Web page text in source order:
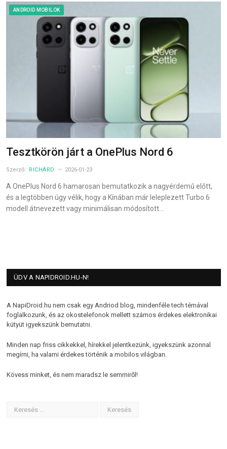
ANDROID MOBILOK
Tesztkörön járt a OnePlus Nord 6
Szerző: RICHÁRD 2026-01-23
A OnePlus Nord 6 hamarosan bemutatkozik a nagyérdemű előtt,
és a legtöbben úgy vélik, hogy a Kínában már leleplezett Turbo 6
modell átnevezett vagy minimálisan módosított…
ÜDV A NAPIDROID.HU-N!
A NapiDroid.hu nem csak egy Andriod blog, mindenféle tech témával
foglalkozunk, és az okostelefonok mellett számos érdekes elektronikai
kütyüt igyekszünk bemutatni.
Minden nap friss cikkekkel, hírekkel jelentkezünk, igyekszünk azonnal
megírni, ha valami érdekes történik a mobilos világban.
Kövess minket, és nem maradsz le semmiről!